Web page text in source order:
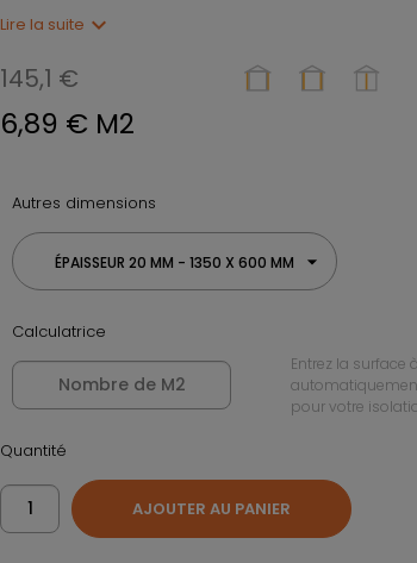
Lire la suite expand_more
145,1 €
6,89 € M2
Autres dimensions
ÉPAISSEUR 20 MM - 1350 X 600 MM
Calculatrice
Entrez la surface
pour votre
Quantité
AJOUTER AU PANIER